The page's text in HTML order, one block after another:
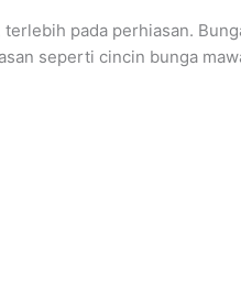
pada perhiasan.
seperti cincin bunga